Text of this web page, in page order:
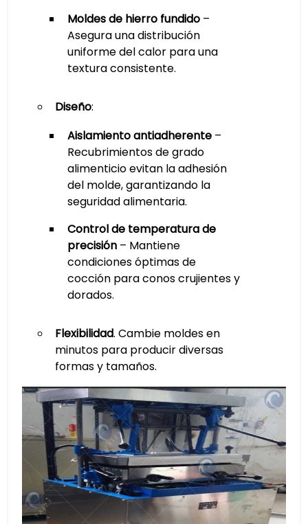
Moldes de hierro fundido–
Asegura una distribución
uniforme del calor para una
textura consistente.
Diseño:
Aislamiento antiadherente–
Recubrimientos de grado
alimenticio evitan la adhesión
del molde, garantizando la
seguridad alimentaria.
Control de temperatura de
precisión– Mantiene
condiciones óptimas de
cocción para conos crujientes y
dorados.
Flexibilidad. Cambie moldes en
minutos para producir diversas
formas y tamaños.